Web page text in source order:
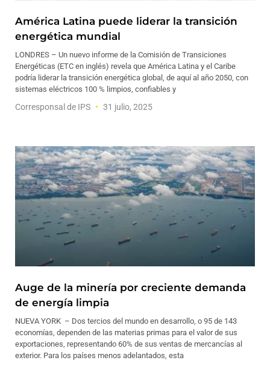
América Latina puede liderar la transición
energética mundial
LONDRES – Un nuevo informe de la Comisión de Transiciones
Energéticas (ETC en inglés) revela que América Latina y el Caribe
podría liderar la transición energética global, de aquí al año 2050, con
sistemas eléctricos 100 % limpios, confiables y
Corresponsal de IPS 31 julio, 2025
Auge de la minería por creciente demanda
de energía limpia
NUEVA YORK – Dos tercios del mundo en desarrollo, o 95 de 143
economías, dependen de las materias primas para el valor de sus
exportaciones, representando 60% de sus ventas de mercancías al
exterior. Para los países menos adelantados, esta